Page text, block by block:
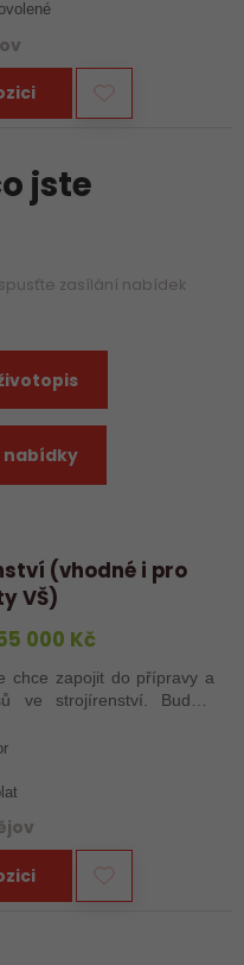
jste
zasílání nabídek
nabídky
(vhodné i pro
VŠ)
000 Kč
chce zapojit do přípravy a
ve strojírenství. Budete